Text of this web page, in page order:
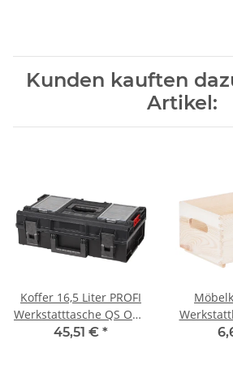
Kunden kauften
Artikel:
Koffer 16,5 Liter PROFI
Werkstatttasche QS ONE
200 mit
45,51 € *
30 ×